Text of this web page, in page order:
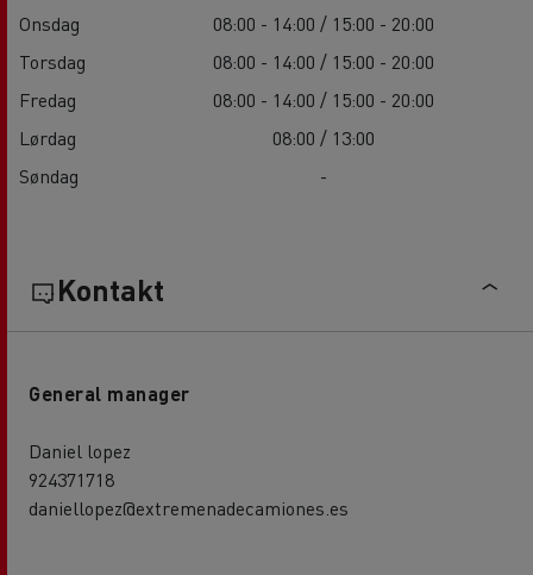
Onsdag
08:00 - 14:00 / 15:00 - 20:00
Torsdag
08:00 - 14:00 / 15:00 - 20:00
Fredag
08:00 - 14:00 / 15:00 - 20:00
Lørdag
08:00 / 13:00
Søndag
-
Kontakt
General manager
Daniel lopez
924371718
daniellopez@extremenadecamiones.es